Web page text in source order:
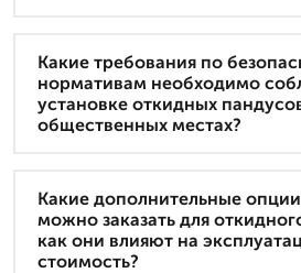
Какие требования по
нормативам необходимо
установке откидных
общественных местах?
Какие дополнительные
можно заказать для
как они влияют на
стоимость?